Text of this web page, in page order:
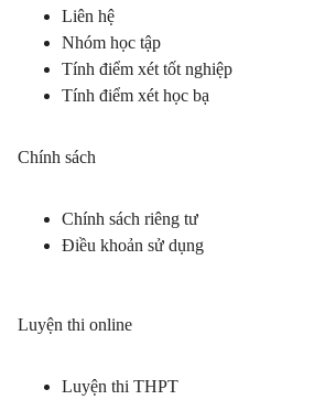
Liên hệ
Nhóm học tập
Tính điểm xét tốt nghiệp
Tính điểm xét học bạ
Chính sách
Chính sách riêng tư
Điều khoản sử dụng
Luyện thi online
Luyện thi THPT